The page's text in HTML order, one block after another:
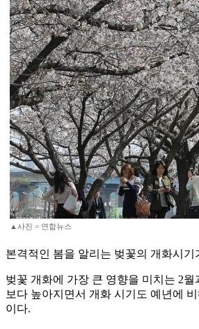
▲사진 = 연합뉴스
본격적인 봄을 알리는 벚꽃의 개화시기
벚꽃 개화에 가장 큰 영향을 미치는 2
보다 높아지면서 개화 시기도 예년에
이다.